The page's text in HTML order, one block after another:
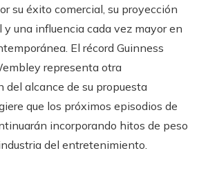
su éxito comercial, su proyección
una influencia cada vez mayor en
El récord Guinness
representa otra
del alcance de su propuesta
que los próximos episodios de
incorporando hitos de peso
del entretenimiento.